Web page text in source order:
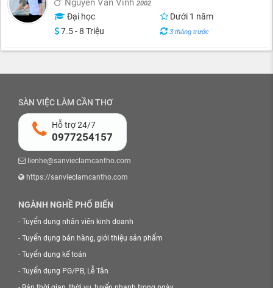
Nguyễn Văn Vinh 2002
Đại học
Dưới 1 năm
7.5 - 8 Triệu
3 tháng trước
SÀN VIỆC LÀM CẦN THƠ
Hỗ trợ 24/7
0977254157
lienhe@sanvieclamcantho.com
https://sanvieclamcantho.com
NGÀNH NGHỀ PHỔ BIẾN
- Tuyển dụng nhân viên kinh doanh
- Tuyển dụng bán hàng, giới thiệu sản phẩm
- Tuyển dụng kế toán
- Tuyển dụng PG/PB, Lễ Tân